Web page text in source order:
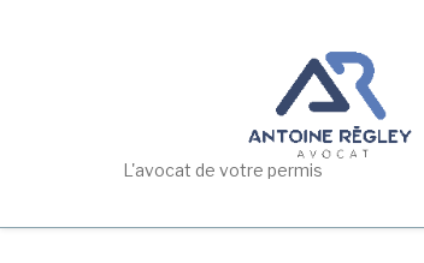
L'avocat de votre permis